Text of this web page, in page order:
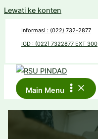
Lewati ke konten
Informasi : (022) 732-2877
IGD : (022) 7322877 EXT 300
Main Menu